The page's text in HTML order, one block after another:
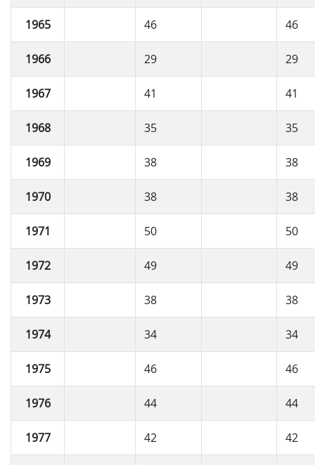
1965 46 46
1966 29 29
1967 41 41
1968 35 35
1969 38 38
1970 38 38
1971 50 50
1972 49 49
1973 38 38
1974 34 34
1975 46 46
1976 44 44
1977 42 42